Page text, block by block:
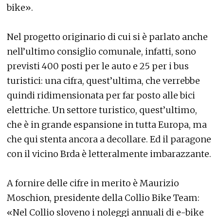
bike».
Nel progetto originario di cui si è parlato anche
nell’ultimo consiglio comunale, infatti, sono
previsti 400 posti per le auto e 25 per i bus
turistici: una cifra, quest’ultima, che verrebbe
quindi ridimensionata per far posto alle bici
elettriche. Un settore turistico, quest’ultimo,
che è in grande espansione in tutta Europa, ma
che qui stenta ancora a decollare. Ed il paragone
con il vicino Brda è letteralmente imbarazzante.
A fornire delle cifre in merito è Maurizio
Moschion, presidente della Collio Bike Team:
«Nel Collio sloveno i noleggi annuali di e-bike